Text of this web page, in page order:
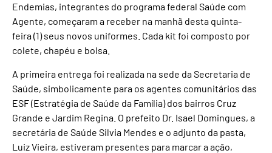
Endemias, integrantes do programa federal Saúde com
Agente, começaram a receber na manhã desta quinta-
feira (1) seus novos uniformes. Cada kit foi composto por
colete, chapéu e bolsa.
A primeira entrega foi realizada na sede da Secretaria de
Saúde, simbolicamente para os agentes comunitários das
ESF (Estratégia de Saúde da Família) dos bairros Cruz
Grande e Jardim Regina. O prefeito Dr. Isael Domingues, a
secretária de Saúde Silvia Mendes e o adjunto da pasta,
Luiz Vieira, estiveram presentes para marcar a ação,